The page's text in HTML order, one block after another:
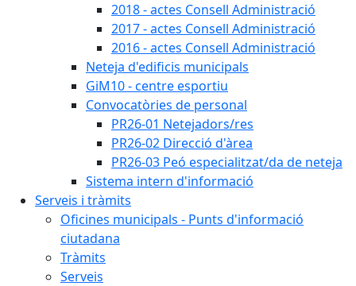
2018 - actes Consell Administració
2017 - actes Consell Administració
2016 - actes Consell Administració
Neteja d'edificis municipals
GiM10 - centre esportiu
Convocatòries de personal
PR26-01 Netejadors/res
PR26-02 Direcció d'àrea
PR26-03 Peó especialitzat/da de neteja
Sistema intern d'informació
Serveis i tràmits
Oficines municipals - Punts d'informació
ciutadana
Tràmits
Serveis